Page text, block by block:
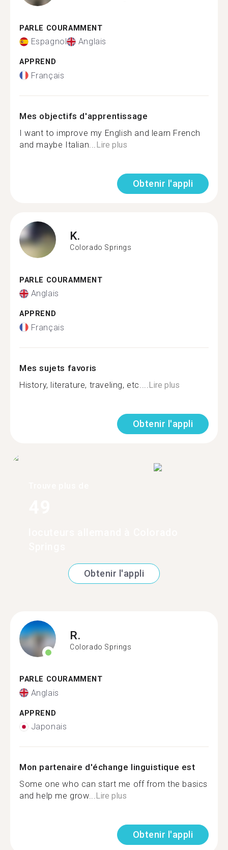
PARLE COURAMMENT
Espagnol Anglais
APPREND
Français
Mes objectifs d'apprentissage
I want to improve my English and learn French
and maybe Italian... Lire plus
Obtenir l'appli
K.
Colorado Springs
PARLE COURAMMENT
Anglais
APPREND
Français
Mes sujets favoris
History, literature, traveling, etc.... Lire plus
Obtenir l'appli
Obtenir l'appli
R.
Colorado Springs
PARLE COURAMMENT
Anglais
APPREND
Japonais
Mon partenaire d'échange linguistique est
Some one who can start me off from the basics
and help me grow...Lire plus
Obtenir l'appli